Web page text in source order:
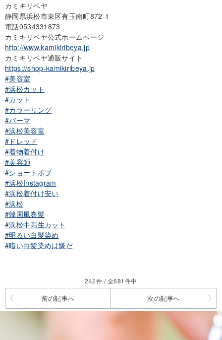
カミキリベヤ
静岡県浜松市東区有玉南町872-1
電話0534331873
カミキリベヤ公式ホームページ
http://www.kamikiribeya.jp
カミキリベヤ通販サイト
https://shop-kamikiribeya.jp
#美容室
#浜松カット
#カット
#カラーリング
#パーマ
#浜松美容室
#ドレッド
#着物着付け
#美容師
#ショートボブ
#浜松Instagram
#浜松着付け安い
#浜松
#韓国風巻髪
#浜松中高生カット
#明るい白髪染め
#暗い白髪染めは嫌だ
242件 / 全681件中
前の記事へ 次の記事へ